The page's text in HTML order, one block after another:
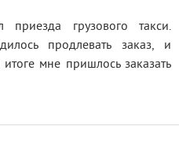
грузового такси.
продлевать заказ, и
мне пришлось заказать